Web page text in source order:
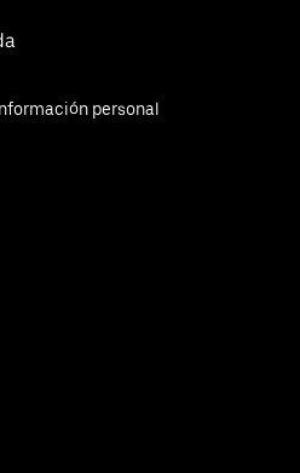
personal